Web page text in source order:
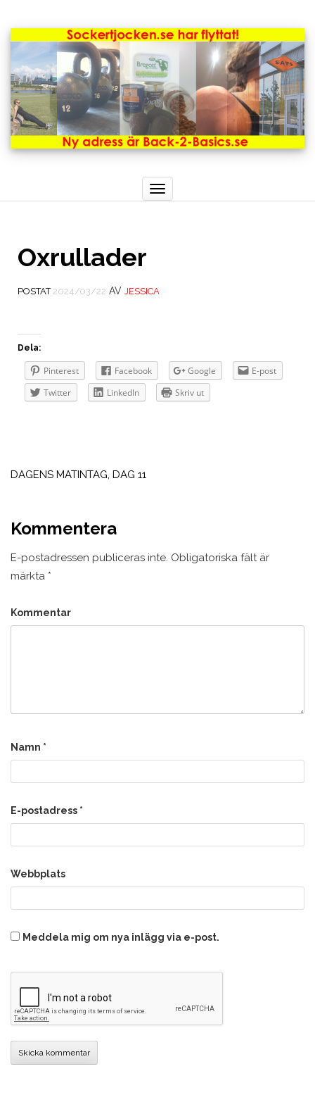
Toggle
navigation
Oxrullader
POSTAT 2024/03/22 AV JESSICA
Dela:
Pinterest Facebook Google
E-post
Twitter
LinkedIn Skriv ut
DAGENS MATINTAG, DAG 11
Kommentera
E-postadressen publiceras inte. Obligatoriska fält är
märkta *
Kommentar
Namn *
E-postadress *
Webbplats
Meddela mig om nya inlägg via e-post.